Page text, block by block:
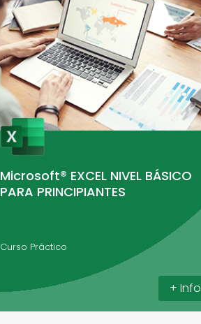
Microsoft® EXCEL NIVEL BÁSICO
PARA PRINCIPIANTES
Curso Práctico
+ Info